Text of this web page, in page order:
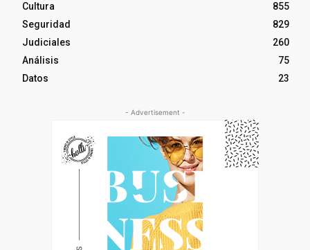
Cultura
855
Seguridad
829
Judiciales
260
Análisis
75
Datos
23
- Advertisement -